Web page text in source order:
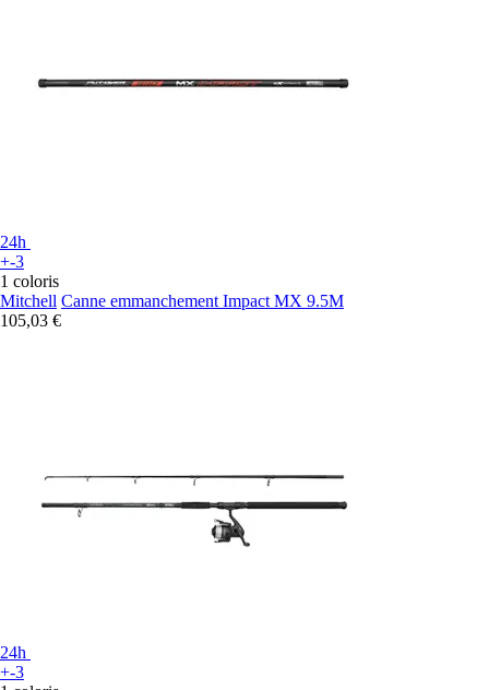
24h
+-3
1 coloris
Mitchell Canne emmanchement Impact MX 9.5M
105,03 €
24h
+-3